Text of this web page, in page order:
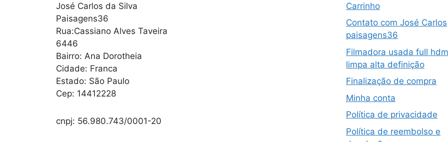
José Carlos da Silva
Paisagens36
Rua:Cassiano Alves Taveira
6446
Bairro: Ana Dorotheia
Cidade: Franca
Estado: São Paulo
Cep: 14412228
cnpj: 56.980.743/0001-20
Carrinho
Contato com José Carlos
paisagens36
Filmadora usada full
limpa alta definição
Finalização de compra
Minha conta
Política de privacidade
Política de reembolso e